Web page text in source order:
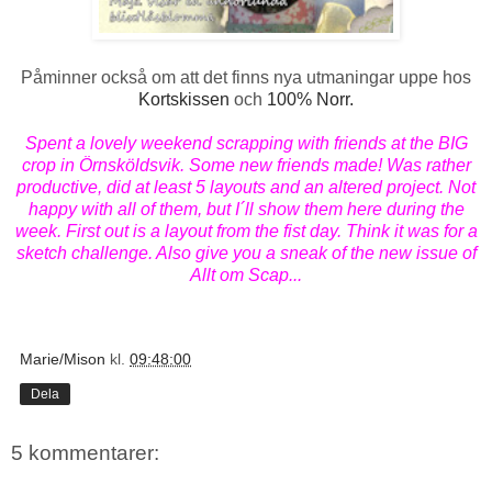
Påminner också om att det finns nya utmaningar uppe hos
Kortskissen och 100% Norr.
Spent a lovely weekend scrapping with friends at the BIG
crop in Örnsköldsvik. Some new friends made! Was rather
productive, did at least 5 layouts and an altered project. Not
happy with all of them, but I´ll show them here during the
week. First out is a layout from the fist day. Think it was for a
sketch challenge. Also give you a sneak of the new issue of
Allt om Scap...
Marie/Mison kl. 09:48:00
Dela
5 kommentarer: